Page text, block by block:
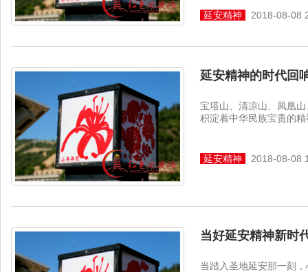
延安精神 2018-08-08
延安精神的时代回
宝塔山、清凉山、凤凰
积淀着中华民族宝贵的
延安精神 2018-08-08
当好延安精神新时
当踏入圣地延安那一刻